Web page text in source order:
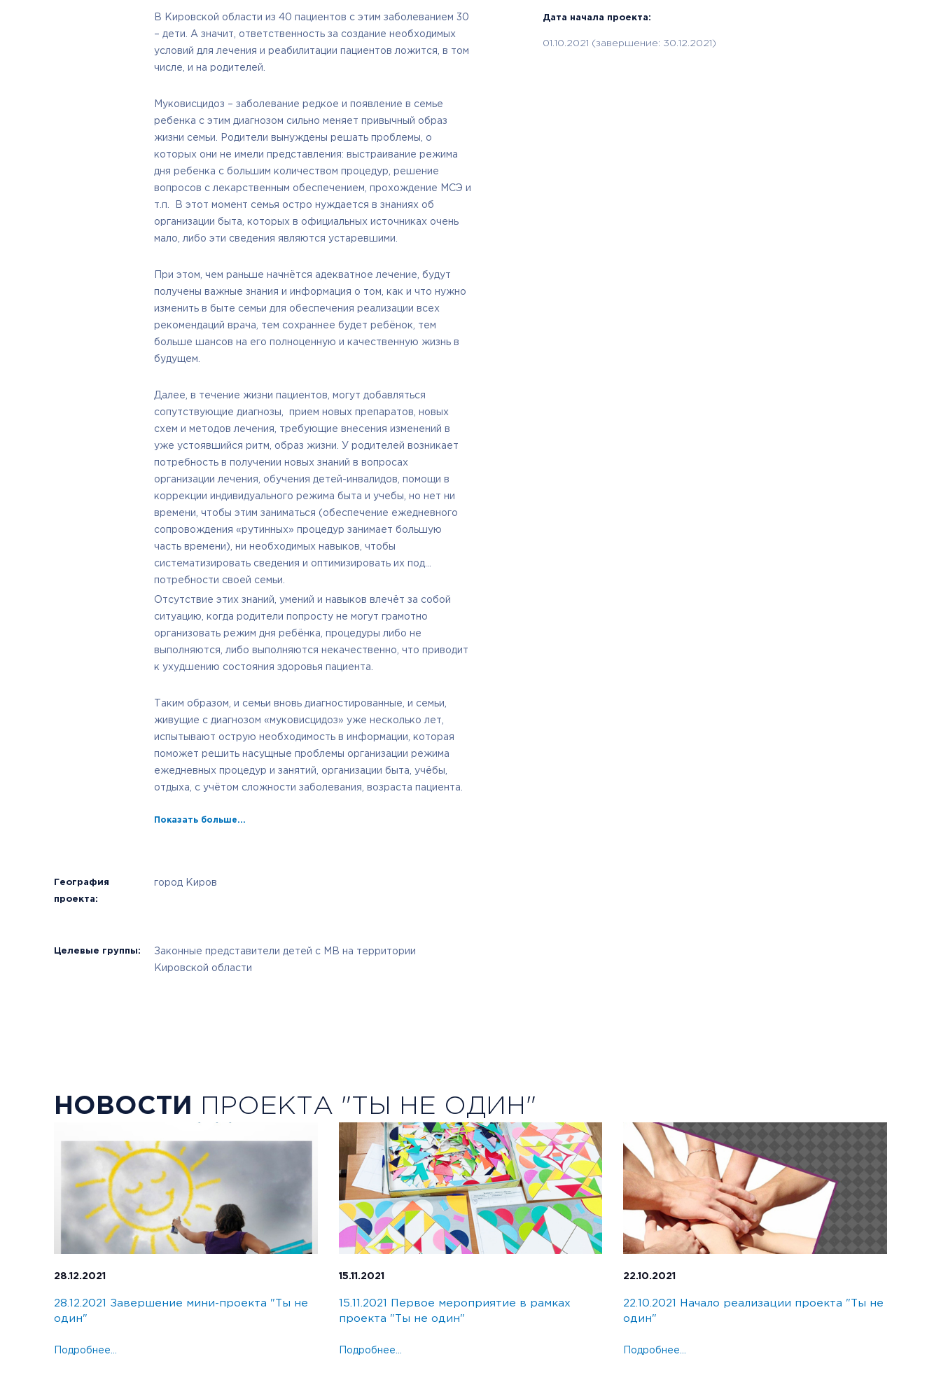
В Кировской области из 40 пациентов с этим заболеванием 30
– дети. А значит, ответственность за создание необходимых
условий для лечения и реабилитации пациентов ложится, в том
числе, и на родителей.
Муковисцидоз – заболевание редкое и появление в семье
ребенка с этим диагнозом сильно меняет привычный образ
жизни семьи. Родители вынуждены решать проблемы, о
которых они не имели представления: выстраивание режима
дня ребенка с большим количеством процедур, решение
вопросов с лекарственным обеспечением, прохождение МСЭ и
т.п. В этот момент семья остро нуждается в знаниях об
организации быта, которых в официальных источниках очень
мало, либо эти сведения являются устаревшими.
При этом, чем раньше начнётся адекватное лечение, будут
получены важные знания и информация о том, как и что нужно
изменить в быте семьи для обеспечения реализации всех
рекомендаций врача, тем сохраннее будет ребёнок, тем
больше шансов на его полноценную и качественную жизнь в
будущем.
Далее, в течение жизни пациентов, могут добавляться
сопутствующие диагнозы, прием новых препаратов, новых
схем и методов лечения, требующие внесения изменений в
уже устоявшийся ритм, образ жизни. У родителей возникает
потребность в получении новых знаний в вопросах
организации лечения, обучения детей-инвалидов, помощи в
коррекции индивидуального режима быта и учебы, но нет ни
времени, чтобы этим заниматься (обеспечение ежедневного
сопровождения «рутинных» процедур занимает большую
часть времени), ни необходимых навыков, чтобы
систематизировать сведения и оптимизировать их под
потребности своей семьи.
Отсутствие этих знаний, умений и навыков влечёт за собой
ситуацию, когда родители попросту не могут грамотно
организовать режим дня ребёнка, процедуры либо не
выполняются, либо выполняются некачественно, что приводит
к ухудшению состояния здоровья пациента.
Таким образом, и семьи вновь диагностированные, и семьи,
живущие с диагнозом «муковисцидоз» уже несколько лет,
испытывают острую необходимость в информации, которая
поможет решить насущные проблемы организации режима
ежедневных процедур и занятий, организации быта, учёбы,
отдыха, с учётом сложности заболевания, возраста пациента.
Показать больше...
География
проекта:
город Киров
Целевые группы:
Законные представители детей с МВ на территории
Кировской области
Дата начала проекта:
01.10.2021 (завершение: 30.12.2021)
НОВОСТИ ПРОЕКТА "ТЫ НЕ ОДИН"
28.12.2021
28.12.2021 Завершение мини-проекта "Ты не
один"
Подробнее...
15.11.2021
15.11.2021 Первое мероприятие в рамках
проекта "Ты не один"
Подробнее...
22.10.2021
22.10.2021 Начало реализации проекта "Ты не
один"
Подробнее...